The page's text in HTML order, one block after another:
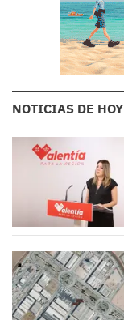
NOTICIAS DE HOY